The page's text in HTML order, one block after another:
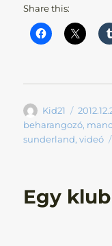
Share this:
Szerző
Kid21
beharangozó,
sunderland,videó
Egy